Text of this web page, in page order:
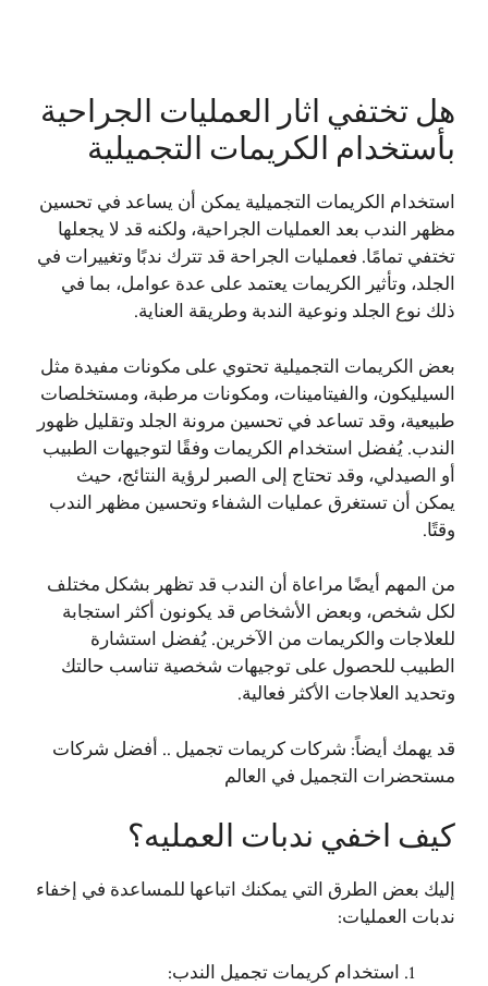
هل تختفي اثار العمليات الجراحية
بأستخدام الكريمات التجميلية
استخدام الكريمات التجميلية يمكن أن يساعد في تحسين
مظهر الندب بعد العمليات الجراحية، ولكنه قد لا يجعلها
تختفي تمامًا. فعمليات الجراحة قد تترك ندبًا وتغييرات في
الجلد، وتأثير الكريمات يعتمد على عدة عوامل، بما في
ذلك نوع الجلد ونوعية الندبة وطريقة العناية.
بعض الكريمات التجميلية تحتوي على مكونات مفيدة مثل
السيليكون، والفيتامينات، ومكونات مرطبة، ومستخلصات
طبيعية، وقد تساعد في تحسين مرونة الجلد وتقليل ظهور
الندب. يُفضل استخدام الكريمات وفقًا لتوجيهات الطبيب
أو الصيدلي، وقد تحتاج إلى الصبر لرؤية النتائج، حيث
يمكن أن تستغرق عمليات الشفاء وتحسين مظهر الندب
وقتًا.
من المهم أيضًا مراعاة أن الندب قد تظهر بشكل مختلف
لكل شخص، وبعض الأشخاص قد يكونون أكثر استجابة
للعلاجات والكريمات من الآخرين. يُفضل استشارة
الطبيب للحصول على توجيهات شخصية تناسب حالتك
وتحديد العلاجات الأكثر فعالية.
قد يهمك أيضاً: شركات كريمات تجميل .. أفضل شركات
مستحضرات التجميل في العالم
كيف اخفي ندبات العمليه؟
إليك بعض الطرق التي يمكنك اتباعها للمساعدة في إخفاء
ندبات العمليات:
استخدام كريمات تجميل الندب: